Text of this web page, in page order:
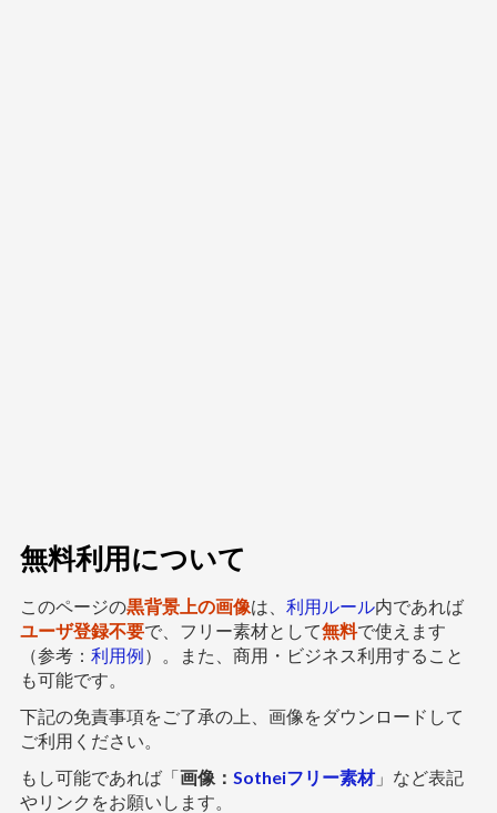
無料利用について
このページの黒背景上の画像は、 利用ルール内であれば
ユーザ登録不要で、フリー素材として無料で使えます
（参考： 利用例）。また、商用・ビジネス利用すること
も可能です。
下記の免責事項をご了承の上、画像をダウンロードして
ご利用ください。
もし可能であれば「画像： Sotheiフリー素材」など表記
やリンクをお願いします。